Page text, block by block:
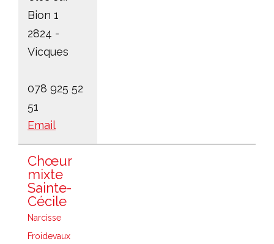
Bion 1
2824 -
Vicques
078 925 52
51
Email
Chœur
mixte
Sainte-
Cécile
Narcisse
Froidevaux